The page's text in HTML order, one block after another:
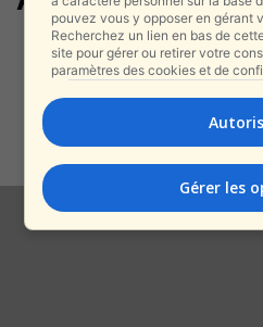
Affaire de
pouvez vous y opposer en gérant
Recherchez un lien en bas de
site pour gérer ou retirer votre
paramètres des cookies et de
Gérer les